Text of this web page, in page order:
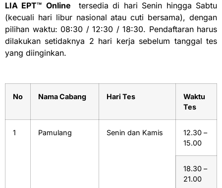
LIA EPT™ Online
tersedia di hari Senin hingga Sabtu
(kecuali hari libur nasional atau cuti bersama), dengan
pilihan waktu: 08:30 / 12:30 / 18:30. Pendaftaran harus
dilakukan setidaknya 2 hari kerja sebelum tanggal tes
yang diinginkan.
No Nama Cabang Hari Tes
Waktu
Tes
1 Pamulang Senin dan Kamis
12.30 –
15.00
18.30 –
21.00